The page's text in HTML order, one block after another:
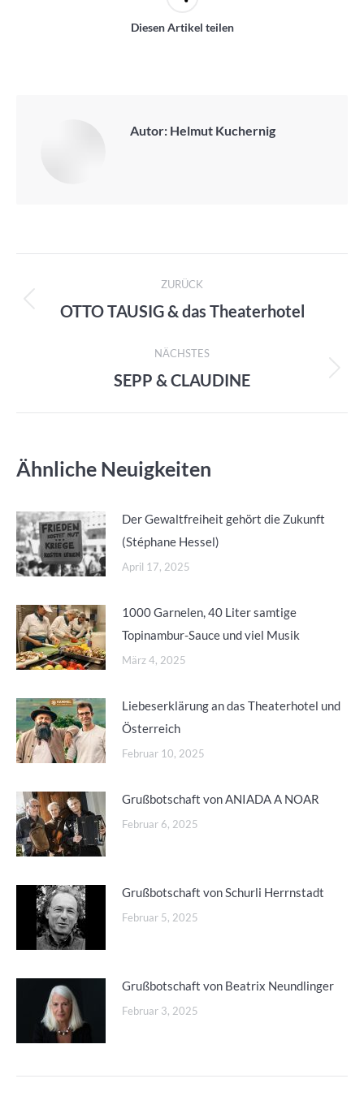
Diesen Artikel teilen
Autor: Helmut Kuchernig
Kommentarnavigation
ZURÜCK
Vorheriger
OTTO TAUSIG & das Theaterhotel
NÄCHSTES
Nächster
SEPP & CLAUDINE
Ähnliche Neuigkeiten
Der Gewaltfreiheit gehört die Zukunft
(Stéphane Hessel)
April 17, 2025
1000 Garnelen, 40 Liter samtige
Topinambur-Sauce und viel Musik
März 4, 2025
Liebeserklärung an das Theaterhotel und
Österreich
Februar 10, 2025
Grußbotschaft von ANIADA A NOAR
Februar 6, 2025
Grußbotschaft von Schurli Herrnstadt
Februar 5, 2025
Grußbotschaft von Beatrix Neundlinger
Februar 3, 2025